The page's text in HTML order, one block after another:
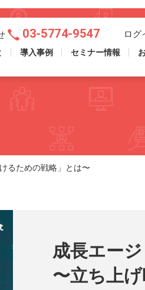
03-5774-9547 ログ
導入事例 セミナー情報
るための戦略」とは〜
成長エー
〜立ち上